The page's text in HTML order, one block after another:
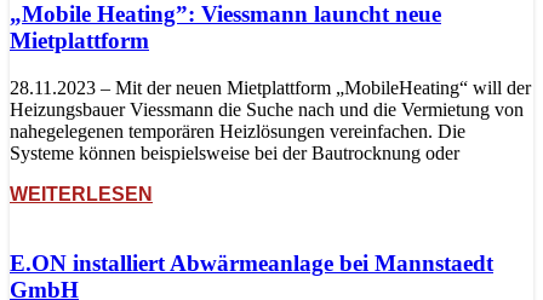
„Mobile Heating”: Viessmann launcht neue
Mietplattform
28.11.2023 – Mit der neuen Mietplattform „MobileHeating“ will der
Heizungsbauer Viessmann die Suche nach und die Vermietung von
nahegelegenen temporären Heizlösungen vereinfachen. Die
Systeme können beispielsweise bei der Bautrocknung oder
WEITERLESEN
E.ON installiert Abwärmeanlage bei Mannstaedt
GmbH